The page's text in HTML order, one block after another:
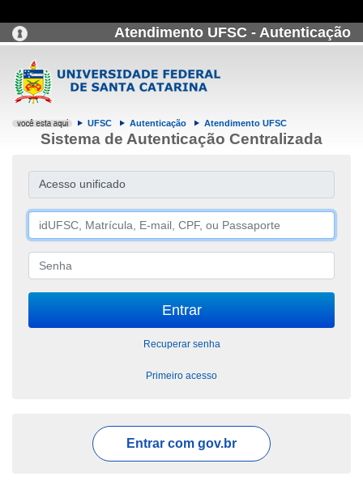
Atendimento UFSC - Autenticação
UFSC Autenticação Atendimento UFSC
Sistema de Autenticação Centralizada
Acesso unificado
Recuperar senha
Primeiro acesso
Entrar com gov.br